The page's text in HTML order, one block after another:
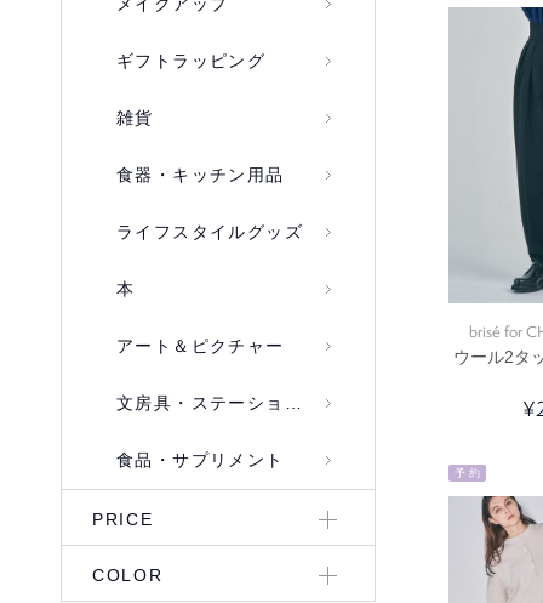
ギフトラッピング
雑貨
食器・キッチン用品
ライフスタイルグッズ
本
アート＆ピクチャー
文房具・ステーショナリー
食品・サプリメント
PRICE
COLOR
brisé for
ウール2タ
予 約